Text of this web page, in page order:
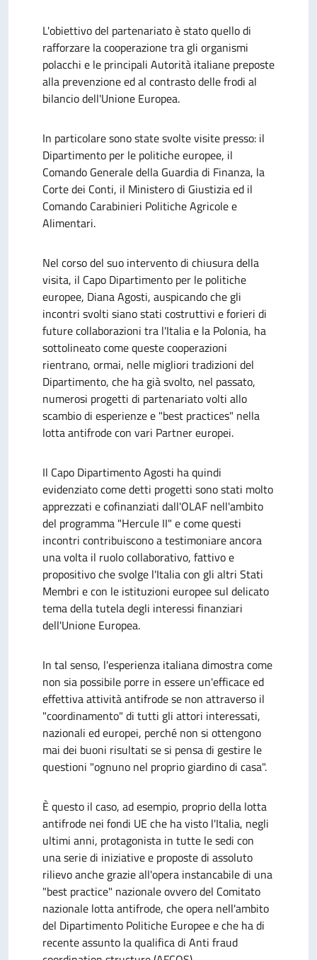
L'obiettivo del partenariato è stato quello di
rafforzare la cooperazione tra gli organismi
polacchi e le principali Autorità italiane preposte
alla prevenzione ed al contrasto delle frodi al
bilancio dell'Unione Europea.
In particolare sono state svolte visite presso: il
Dipartimento per le politiche europee, il
Comando Generale della Guardia di Finanza, la
Corte dei Conti, il Ministero di Giustizia ed il
Comando Carabinieri Politiche Agricole e
Alimentari.
Nel corso del suo intervento di chiusura della
visita, il Capo Dipartimento per le politiche
europee, Diana Agosti, auspicando che gli
incontri svolti siano stati costruttivi e forieri di
future collaborazioni tra l'Italia e la Polonia, ha
sottolineato come queste cooperazioni
rientrano, ormai, nelle migliori tradizioni del
Dipartimento, che ha già svolto, nel passato,
numerosi progetti di partenariato volti allo
scambio di esperienze e "best practices" nella
lotta antifrode con vari Partner europei.
Il Capo Dipartimento Agosti ha quindi
evidenziato come detti progetti sono stati molto
apprezzati e cofinanziati dall'OLAF nell'ambito
del programma "Hercule II" e come questi
incontri contribuiscono a testimoniare ancora
una volta il ruolo collaborativo, fattivo e
propositivo che svolge l'Italia con gli altri Stati
Membri e con le istituzioni europee sul delicato
tema della tutela degli interessi finanziari
dell'Unione Europea.
In tal senso, l'esperienza italiana dimostra come
non sia possibile porre in essere un'efficace ed
effettiva attività antifrode se non attraverso il
"coordinamento" di tutti gli attori interessati,
nazionali ed europei, perché non si ottengono
mai dei buoni risultati se si pensa di gestire le
questioni "ognuno nel proprio giardino di casa".
È questo il caso, ad esempio, proprio della lotta
antifrode nei fondi UE che ha visto l'Italia, negli
ultimi anni, protagonista in tutte le sedi con
una serie di iniziative e proposte di assoluto
rilievo anche grazie all'opera instancabile di una
"best practice" nazionale ovvero del Comitato
nazionale lotta antifrode, che opera nell'ambito
del Dipartimento Politiche Europee e che ha di
recente assunto la qualifica di Anti fraud